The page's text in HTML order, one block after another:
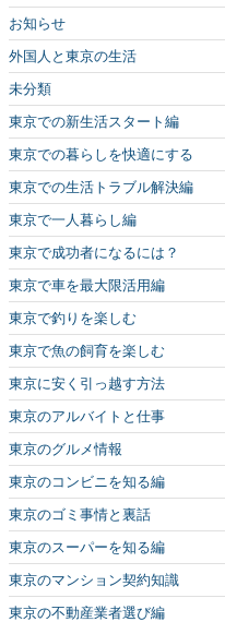
お知らせ
外国人と東京の生活
未分類
東京での新生活スタート編
東京での暮らしを快適にする
東京での生活トラブル解決編
東京で一人暮らし編
東京で成功者になるには？
東京で車を最大限活用編
東京で釣りを楽しむ
東京で魚の飼育を楽しむ
東京に安く引っ越す方法
東京のアルバイトと仕事
東京のグルメ情報
東京のコンビニを知る編
東京のゴミ事情と裏話
東京のスーパーを知る編
東京のマンション契約知識
東京の不動産業者選び編